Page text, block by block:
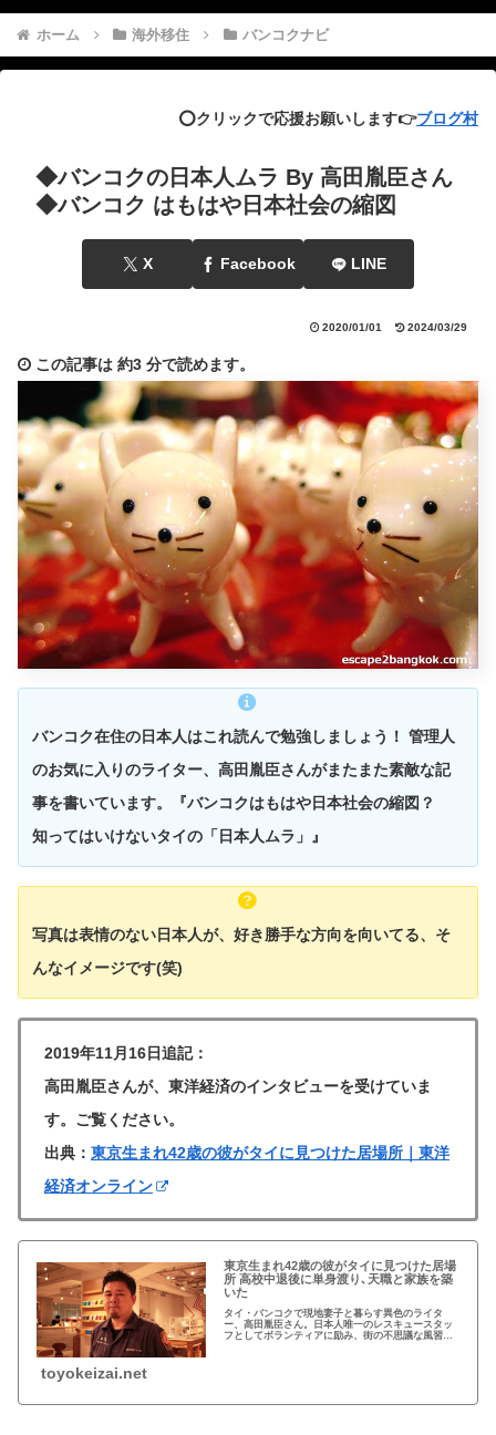
ホーム 海外移住 バンコクナビ
⭕️クリックで応援お願いします👉ブログ村
◆バンコクの日本人ムラ By 高田胤臣さん
◆バンコク はもはや日本社会の縮図
X Facebook LINE
2020/01/01 2024/03/29
この記事は 約3 分で読めます。
バンコク在住の日本人はこれ読んで勉強しましょう！ 管理人
のお気に入りのライター、高田胤臣さんがまたまた素敵な記
事を書いています。『バンコクはもはや日本社会の縮図？
知ってはいけないタイの「日本人ムラ」』
写真は表情のない日本人が、好き勝手な方向を向いてる、そ
んなイメージです(笑)
2019年11月16日追記：
高田胤臣さんが、東洋経済のインタビューを受けていま
す。ご覧ください。
出典： 東京生まれ42歳の彼がタイに見つけた居場所｜東洋
経済オンライン
東京生まれ42歳の彼がタイに見つけた居場
所 高校中退後に単身渡り､天職と家族を築
いた
タイ・バンコクで現地妻子と暮らす異色のライタ
ー、高田胤臣さん。日本人唯一のレスキュースタッ
フとしてボランティアに励み、街の不思議な風習や
toyokeizai.net